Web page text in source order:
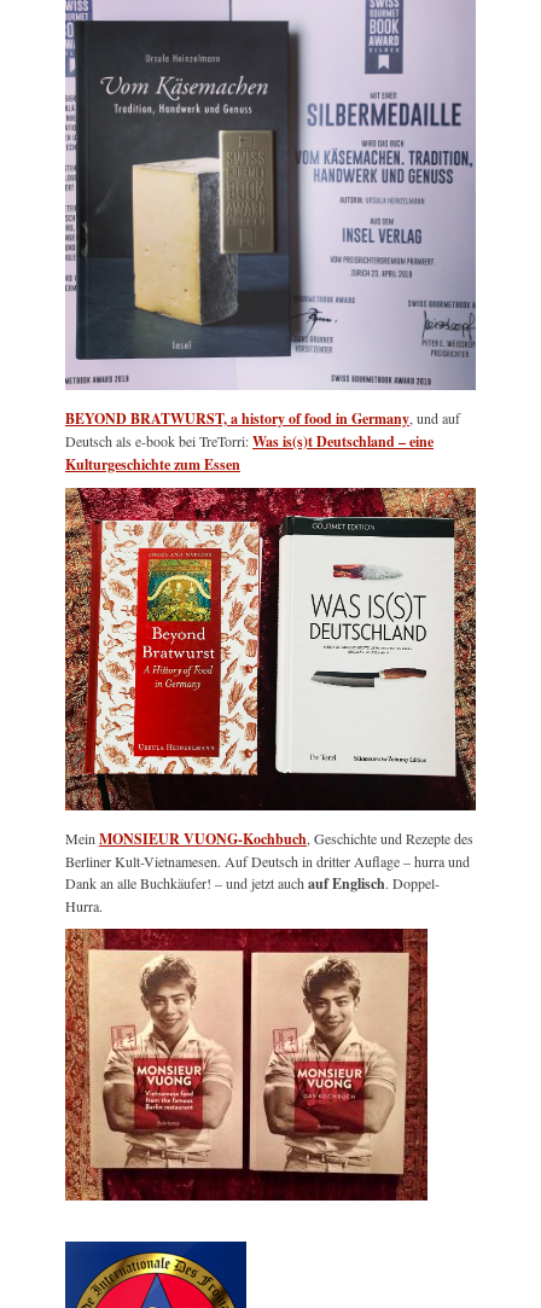
BEYOND BRATWURST, a history of food in Germany, und auf
Deutsch als e-book bei TreTorri:Was is(s)t Deutschland – eine
Kulturgeschichte zum Essen
MeinMONSIEUR VUONG-Kochbuch, Geschichte und Rezepte des
Berliner Kult-Vietnamesen. Auf Deutsch in dritter Auflage – hurra und
Dank an alle Buchkäufer! – und jetzt auchauf Englisch. Doppel-
Hurra.